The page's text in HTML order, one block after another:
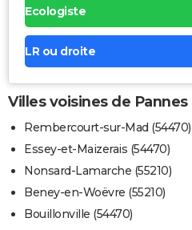
Ecologiste
LR ou droite
Villes voisines de Pannes
Rembercourt-sur-Mad (54470)
Essey-et-Maizerais (54470)
Nonsard-Lamarche (55210)
Beney-en-Woëvre (55210)
Bouillonville (54470)